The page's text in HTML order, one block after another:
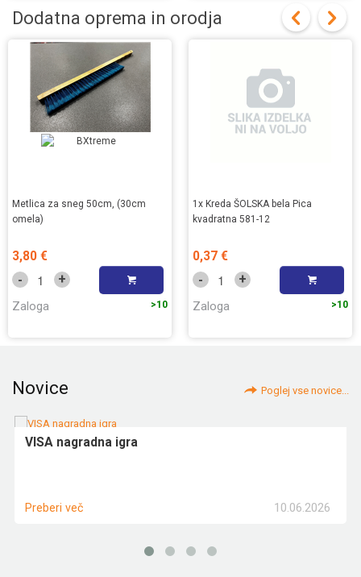
Dodatna oprema in orodja
Metlica za sneg 50cm, (30cm
omela)
3,80 €
- +
Zaloga >10
1x Kreda ŠOLSKA bela Pica
kvadratna 581-12
0,37 €
- +
Zaloga >10
Novice Poglej vse novice...
VISA nagradna igra
10.06.2026
Preberi več